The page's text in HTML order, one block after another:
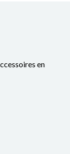
en